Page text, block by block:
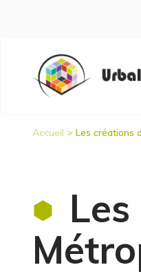
Navigation
principale
Accueil Les créations